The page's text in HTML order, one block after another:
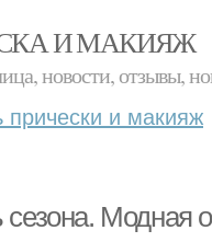
И МАКИЯЖ
новости, отзывы,
прически и макияж
Модная